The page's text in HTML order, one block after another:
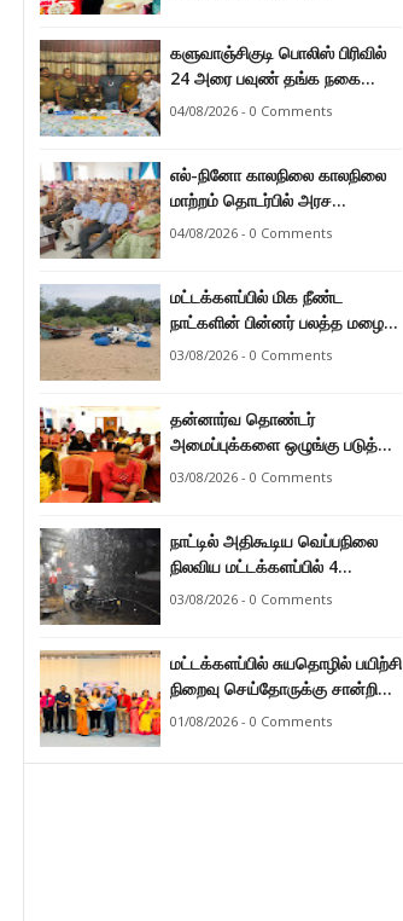
களுவாஞ்சிகுடி பொலிஸ் பிரிவில்
24 அரை பவுண் தங்க நகை
களவு 24 மணித்தியலத்தில்
04/08/2026 - 0 Comments
எல்-நினோ காலநிலை காலநிலை
மாற்றம் தொடர்பில் அரச
உத்தியோகஸ்த்தர்களுக்கு
04/08/2026 - 0 Comments
மட்டக்களப்பில் மிக நீண்ட
நாட்களின் பின்னர் பலத்த மழை
47.8 மில்லி மீற்றர் மழை வீழ்ச்சி
03/08/2026 - 0 Comments
தன்னார்வ தொண்டர்
அமைப்புக்களை ஒழுங்கு படுத்த
வேண்டும் என்ற அடிப்படையில்
03/08/2026 - 0 Comments
நாட்டில் அதிகூடிய வெப்பநிலை
நிலவிய மட்டக்களப்பில் 4
மாதங்களுக்குப் பின்னர் பலத்த
03/08/2026 - 0 Comments
மட்டக்களப்பில் சுயதொழில் பயிற்சி
நிறைவு செய்தோருக்கு சான்றிதழ்
வழங்கி வைப்பு.
01/08/2026 - 0 Comments